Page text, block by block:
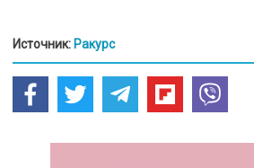
Источник: Ракурс